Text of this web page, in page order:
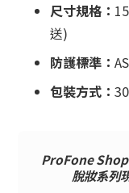
尺寸規格：
送)
防護標準：
包裝方式：
ProFone Shop
脫妝系列